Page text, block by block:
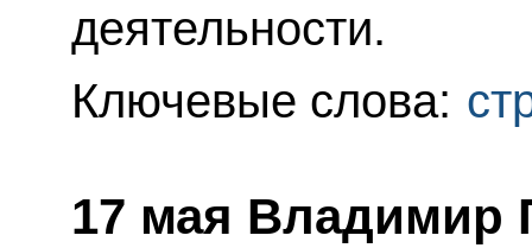
деятельности.
Ключевые слова:
17 мая Владимир